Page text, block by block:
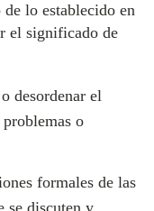
de lo establecido en
el significado de
desordenar el
o
formales de las
se discuten y